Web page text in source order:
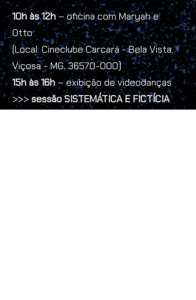
10h às 12h–oficina com Maryah e
Otto
(Local: Cineclube Carcará - Bela Vista,
Viçosa - MG,36570-000)
15h às 16h – exibição de videodanças
>>>sessão SISTEMÁTICA E FICTÍCIA